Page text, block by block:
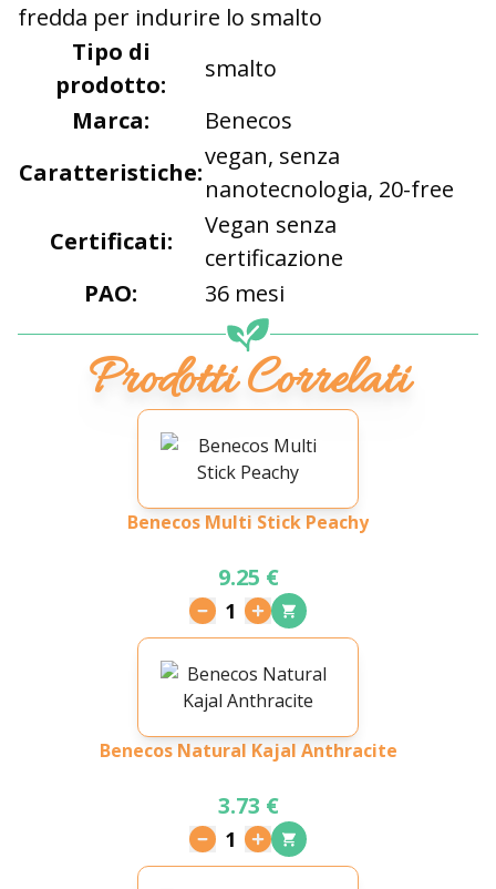
fredda per indurire lo smalto
Tipo di
prodotto:
smalto
Marca:
Benecos
Caratteristiche:
vegan, senza
nanotecnologia, 20-free
Certificati:
Vegan senza
certificazione
PAO:
36 mesi
Prodotti Correlati
Benecos Multi Stick Peachy
9.25 €
1
Benecos Natural Kajal Anthracite
3.73 €
1